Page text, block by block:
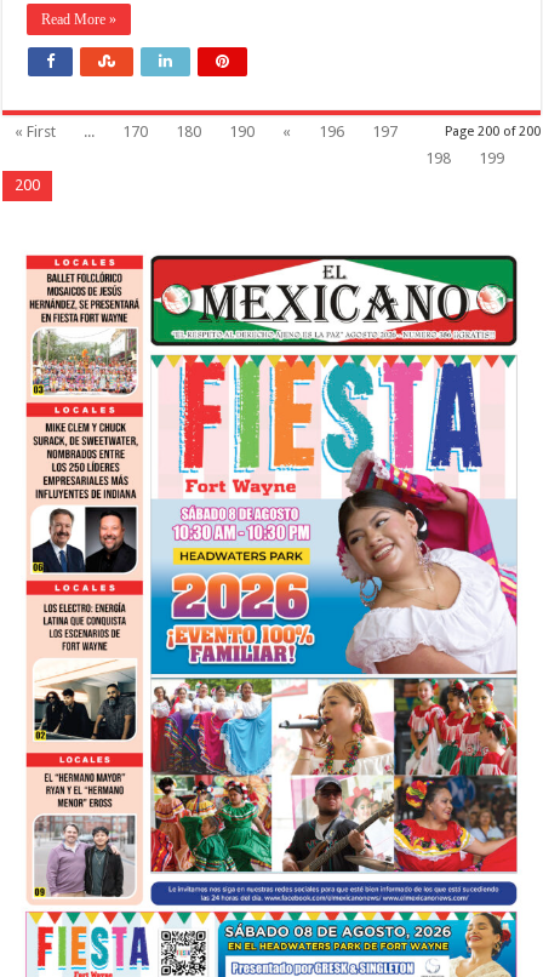
Read More »
Page 200 of 200
« First ... 170 180 190 « 196
197
198
199
200